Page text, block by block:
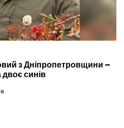
з Дніпропетровщини –
синів